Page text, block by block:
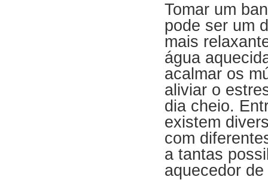
Tomar um
pode ser um
mais
água
acalmar os
aliviar o
dia cheio.
existem
com
a tantas
aquecedor